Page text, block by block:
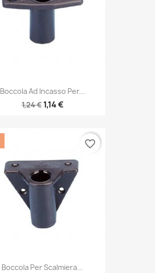
Boccola Ad Incasso Per...
1,24 € 1,14 €
Boccola Per Scalmiera...
favorite_border